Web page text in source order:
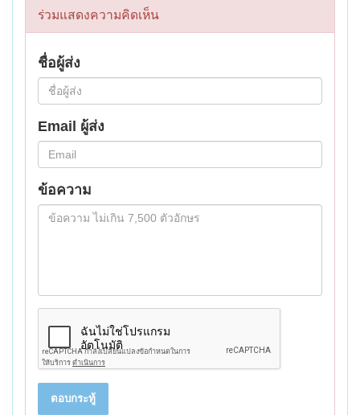
ร่วมแสดงความคิดเห็น
ชื่อผู้ส่ง
Email ผู้ส่ง
ข้อความ
ตอบกระทู้